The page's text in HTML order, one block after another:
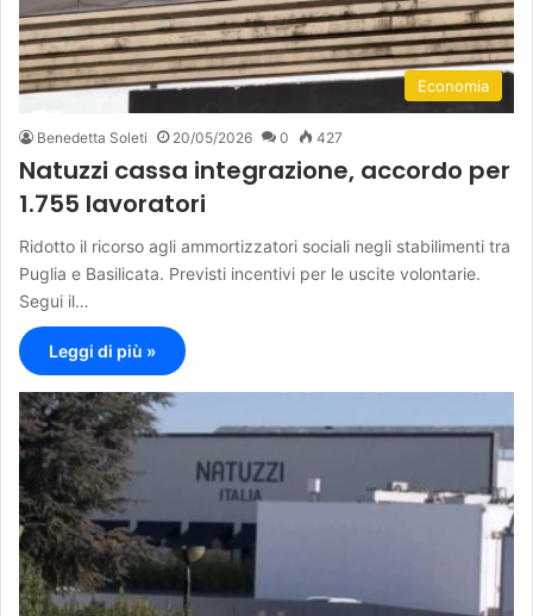
Economia
Benedetta Soleti 20/05/2026 0 427
Natuzzi cassa integrazione, accordo per
1.755 lavoratori
Ridotto il ricorso agli ammortizzatori sociali negli stabilimenti tra
Puglia e Basilicata. Previsti incentivi per le uscite volontarie.
Segui il…
Leggi di più »